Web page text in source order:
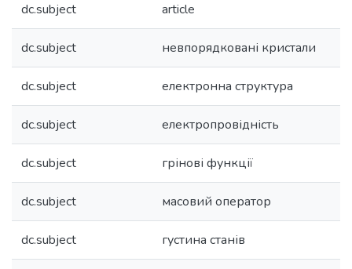
dc.subject article
dc.subject невпорядковані кристали
dc.subject електронна структура
dc.subject електропровідність
dc.subject грінові функції
dc.subject масовий оператор
dc.subject густина станів